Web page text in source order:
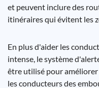
et peuvent inclure des
itinéraires qui évitent les
En plus d'aider les
intense, le système
être utilisé pour
les conducteurs des